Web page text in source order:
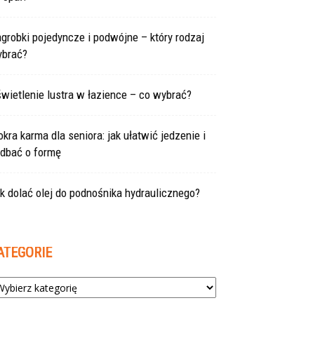
pojedyncze i podwójne – który rodzaj
lustra w łazience – co wybrać?
karma dla seniora: jak ułatwić jedzenie i
o formę
dolać olej do podnośnika hydraulicznego?